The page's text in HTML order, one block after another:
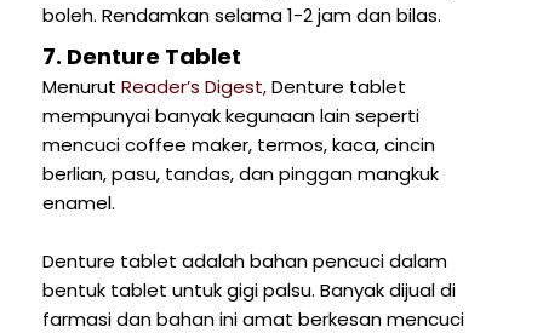
boleh. Rendamkan selama 1-2 jam dan bilas.
7. Denture Tablet
Menurut Reader’s Digest,Denture tablet
mempunyai banyak kegunaan lain seperti
mencuci coffee maker, termos, kaca, cincin
berlian, pasu, tandas, dan pinggan mangkuk
enamel.
Denture tablet adalah bahan pencuci dalam
bentuk tablet untuk gigi palsu. Banyak dijual di
farmasi dan bahan ini amat berkesan mencuci